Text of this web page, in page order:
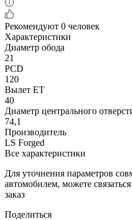
Рекомендуют 0 человек
Характеристики
Диаметр обода
21
PCD
120
Вылет ET
40
Диаметр центрального
74,1
Производитель
LS Forged
Все характеристики
Для уточнения параметров
автомобилем, можете
заказ
Поделиться